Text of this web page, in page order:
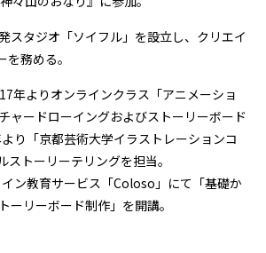
スタジオ「ソイフル」を設立し、クリエイ
務める。
年よりオンラインクラス「アニメーショ
ャードローイングおよびストーリーボード
り「京都芸術大学イラストレーションコ
ストーリーテリングを担当。
ン教育サービス「Coloso」にて「基礎か
ーリーボード制作」を開講。